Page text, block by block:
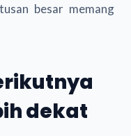
besar memang
dekat